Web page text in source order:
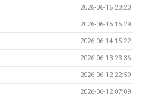
2026-06-16 23:20
2026-06-15 15:29
2026-06-14 15:22
2026-06-13 23:36
2026-06-12 22:59
2026-06-12 07:09